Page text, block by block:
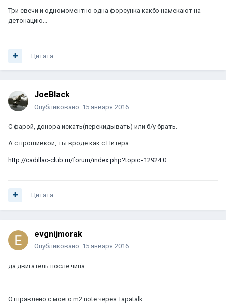
Три свечи и одномоментно одна форсунка какбэ намекают на
детонацию...
Цитата
JoeBlack
Опубликовано: 15 января 2016
С фарой, донора искать(перекидывать) или б/у брать.
А с прошивкой, ты вроде как с Питера
http://cadillac-club.ru/forum/index.php?topic=12924.0
Цитата
evgnijmorak
Опубликовано: 15 января 2016
да двигатель после чипа...
Отправлено с моего m2 note через Tapatalk